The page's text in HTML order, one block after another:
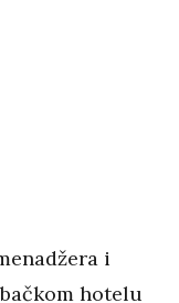
i
hotelu